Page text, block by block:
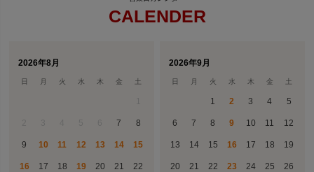
CALENDER
2026年8月
日 月 火 水 木 金 土
7 8
9 10 11 12 13 14 15
16 17 18 19 20 21 22
2026年9月
日 月 火 水 木 金 土
1 2 3 4 5
6 7 8 9 10 11 12
13 14 15 16 17 18 19
20 21 22 23 24 25 26